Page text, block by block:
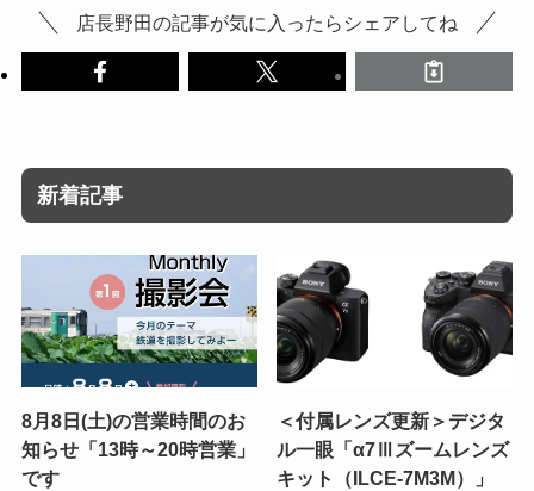
店長野田の記事が気に入ったらシェアしてね
新着記事
8月8日(土)の営業時間のお
知らせ「13時～20時営業」
です
＜付属レンズ更新＞デジタ
ル一眼「α7Ⅲズームレンズ
キット（ILCE-7M3M）」